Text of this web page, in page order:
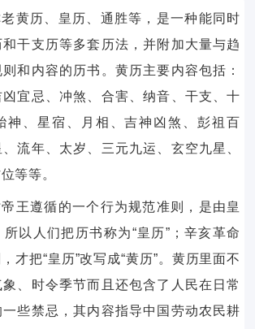
黄历、皇历、通胜等，是一种能同时
干支历等多套历法，并附加大量与趋
和内容的历书。黄历主要内容包括：
宜忌、冲煞、合害、纳音、干支、十
神、星宿、月相、吉神凶煞、彭祖百
流年、太岁、三元九运、玄空九星、
等等。
王遵循的一个行为规范准则，是由皇
以人们把历书称为“皇历”；辛亥革命
才把“皇历”改写成“黄历”。黄历里面不
、时令季节而且还包含了人民在日常
些禁忌，其内容指导中国劳动农民耕